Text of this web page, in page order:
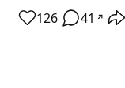
126 41 ↗